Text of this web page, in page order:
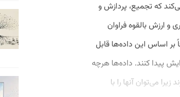
که تجمیع، پردازش و
و ارزش بالقوه فراوان
اساس این داده‌ها قابل
پیدا کنند. داده‌ها هرچه
می‌توان آنها را با